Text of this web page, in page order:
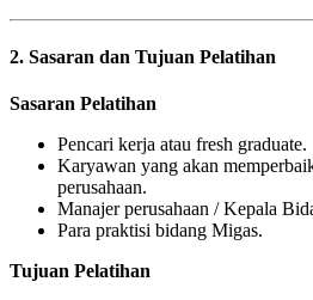
2. Sasaran dan Tujuan Pelatihan
Sasaran Pelatihan
Pencari kerja atau fresh graduate.
Karyawan yang akan
perusahaan.
Manajer perusahaan / Kepala
Para praktisi bidang Migas.
Tujuan Pelatihan